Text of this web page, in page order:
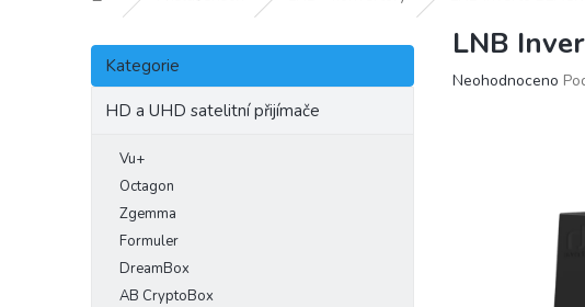
P
s
Přeskočit
kategorie
Kategorie
HD a UHD satelitní přijímače
Vu+
Octagon
Zgemma
Formuler
DreamBox
AB CryptoBox
LNB
Průměrné
Neohodnoceno